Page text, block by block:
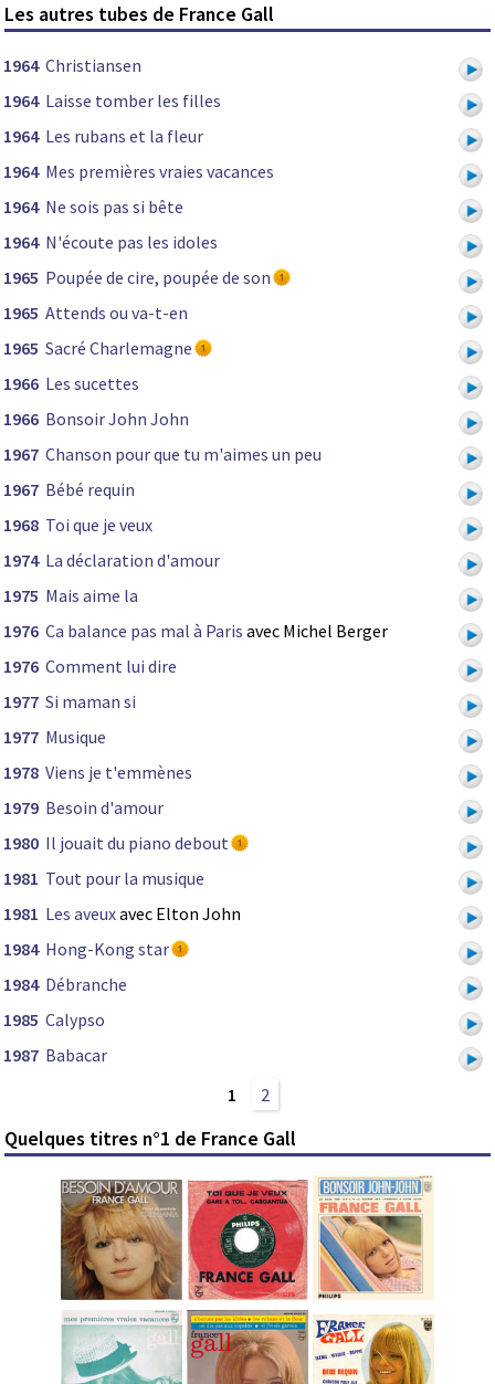
Les autres tubes de France Gall
1964 Christiansen
1964 Laisse tomber les filles
1964 Les rubans et la fleur
1964 Mes premières vraies vacances
1964 Ne sois pas si bête
1964 N'écoute pas les idoles
1965 Poupée de cire, poupée de son
1965 Attends ou va-t-en
1965 Sacré Charlemagne
1966 Les sucettes
1966 Bonsoir John John
1967 Chanson pour que tu m'aimes un peu
1967 Bébé requin
1968 Toi que je veux
1974 La déclaration d'amour
1975 Mais aime la
1976 Ca balance pas mal à Paris avec Michel Berger
1976 Comment lui dire
1977 Si maman si
1977 Musique
1978 Viens je t'emmènes
1979 Besoin d'amour
1980 Il jouait du piano debout
1981 Tout pour la musique
1981 Les aveuxavec Elton John
1984 Hong-Kong star
1984 Débranche
1985 Calypso
1987 Babacar
1
2
Quelques titres n°1 de France Gall